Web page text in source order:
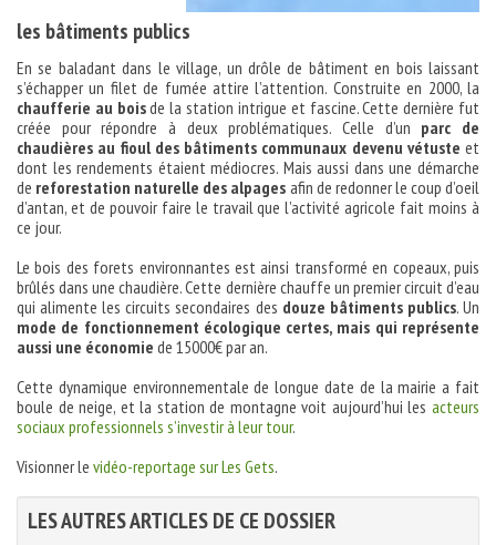
les bâtiments publics
En se baladant dans le village, un drôle de bâtiment en bois laissant
s’échapper un filet de fumée attire l’attention. Construite en 2000, la
chaufferie au boisde la station intrigue et fascine. Cette dernière fut
créée pour répondre à deux problématiques. Celle d’un parc de
chaudières au fioul des bâtiments communaux devenu vétuste et
dont les rendements étaient médiocres. Mais aussi dans une démarche
de reforestation naturelle des alpages afin de redonner le coup d’oeil
d’antan, et de pouvoir faire le travail que l’activité agricole fait moins à
ce jour.
Le bois des forets environnantes est ainsi transformé en copeaux, puis
brûlés dans une chaudière. Cette dernière chauffe un premier circuit d’eau
qui alimente les circuits secondaires des douze bâtiments publics. Un
mode de fonctionnement écologique certes, mais qui représente
aussi une économie de 15000€ par an.
Cette dynamique environnementale de longue date de la mairie a fait
boule de neige, et la station de montagne voit aujourd’hui les acteurs
sociaux professionnels s’investir à leur tour.
Visionner le vidéo-reportage sur Les Gets.
LES AUTRES ARTICLES DE CE DOSSIER